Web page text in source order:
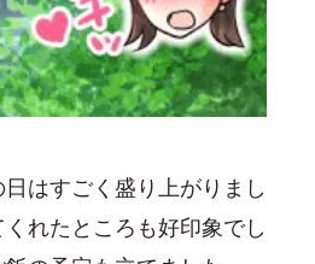
はすごく盛り上がりまし
れたところも好印象でし